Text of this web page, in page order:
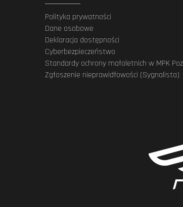
Polityka prywatności
Dane osobowe
Deklaracja dostępności
Cyberbezpieczeństwo
Standardy ochrony małoletnich w MPK
Zgłoszenie nieprawidłowości (Sygnalista)